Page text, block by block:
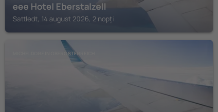
eee Hotel Eberstalzell
Sattledt, 14 august 2026, 2 nopți
MICHELDORF IN OBEROSTERREICH